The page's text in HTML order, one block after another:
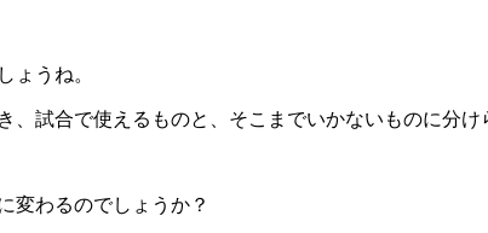
ょうね。
試合で使えるものと、そこまでいかないものに分け
変わるのでしょうか？